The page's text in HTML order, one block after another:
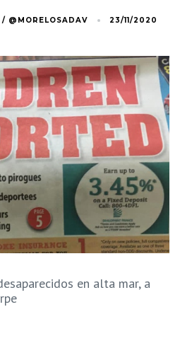
@MORELOSADAV 23/11/2020
en alta mar, a